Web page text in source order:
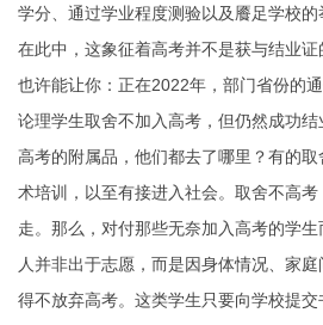
学分、通过学业程度测验以及餍足学校
在此中，这象征着高考并不是获与结业
也许能让你：正在2022年，部门省份的
论理学生取舍不加入高考，但仍然成功
高考的附属品，他们都去了哪里？有的
术培训，以至有接进入社会。取舍不高
走。那么，对付那些无奈加入高考的学
人并非出于志愿，而是因身体情况、家
得不放弃高考。这类学生只要向学校提交